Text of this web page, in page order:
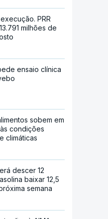
PRR
milhões de
ensaio clínica
sobem em
condições
climáticas
descer 12
baixar 12,5
semana